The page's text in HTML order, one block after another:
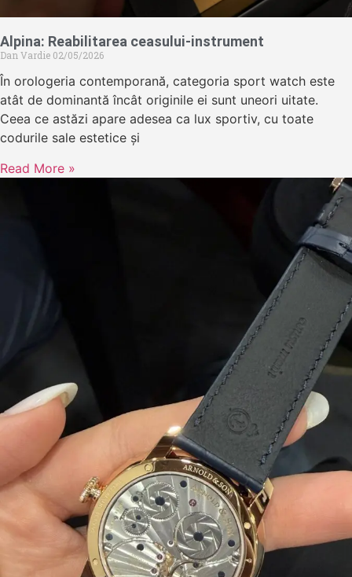
Alpina: Reabilitarea ceasului-instrument
Dan Vardie 02/05/2026
În orologeria contemporană, categoria sport watch este
atât de dominantă încât originile ei sunt uneori uitate.
Ceea ce astăzi apare adesea ca lux sportiv, cu toate
codurile sale estetice și
Read More »